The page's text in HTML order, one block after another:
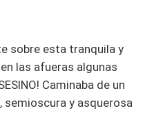
sobre esta tranquila y
las afueras algunas
Caminaba de un
semioscura y asquerosa